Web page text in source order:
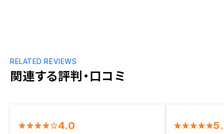
関連する評判・口コミ
RELATED REVIEWS
4.0